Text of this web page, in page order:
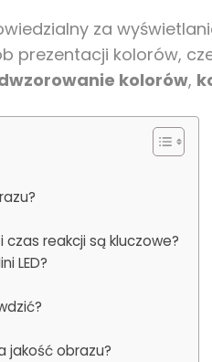
za
prezentacji kolorów,
kolorów,
reakcji są kluczowe?
LED?
jakość obrazu?